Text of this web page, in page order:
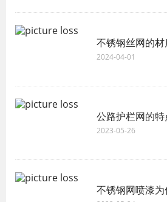
不锈钢丝网的
2024-04-01
公路护栏网的特
2023-05-26
不锈钢网喷漆